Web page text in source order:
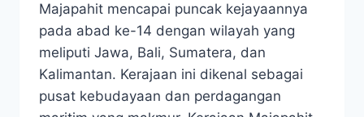
Majapahit mencapai puncak kejayaannya
pada abad ke-14 dengan wilayah yang
meliputi Jawa, Bali, Sumatera, dan
Kalimantan. Kerajaan ini dikenal sebagai
pusat kebudayaan dan perdagangan